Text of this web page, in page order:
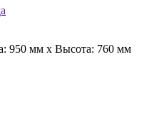
950 мм x Высота: 760 мм